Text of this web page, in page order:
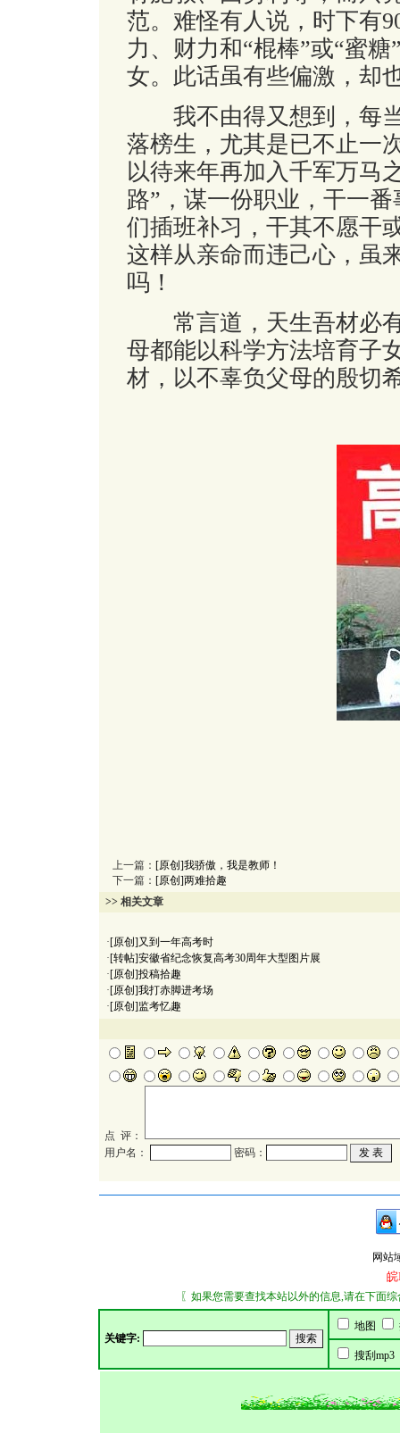
范。难怪有人说，时下有
力、财力和“棍棒”或“蜜
女。此话虽有些偏激，却
我不由得又想到，每当
落榜生，尤其是已不止一
以待来年再加入千军万马
路”，谋一份职业，干一
们插班补习，干其不愿干
这样从亲命而违己心，虽
吗！
常言道，天生吾材必有
母都能以科学方法培育子
材，以不辜负父母的殷切
上一篇： [原创]我骄傲，我是教师！
下一篇： [原创]两难拾趣
>> 相关文章
·[原创]又到一年高考时
·[转帖]安徽省纪念恢复高考30周年大型图片展
·[原创]投稿拾趣
·[原创]我打赤脚进考场
·[原创]监考忆趣
点 评：
用户名：
密码：
网站
皖
〖如果您需要查找本站以外的信息,请在下面综合搜索
关键字:
地图
搜刮mp3